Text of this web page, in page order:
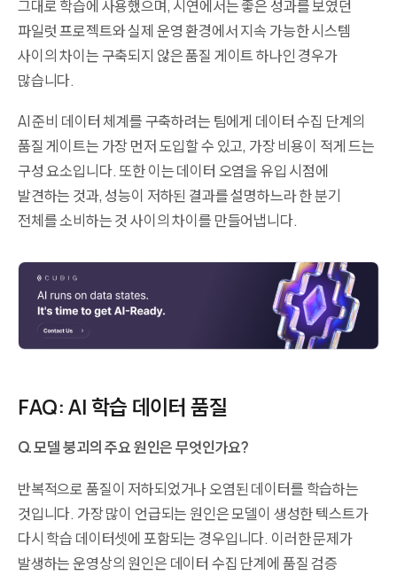
그대로 학습에 사용했으며, 시연에서는 좋은 성과를 보였던
파일럿 프로젝트와 실제 운영 환경에서 지속 가능한 시스템
사이의 차이는 구축되지 않은 품질 게이트 하나인 경우가
많습니다.
AI 준비 데이터 체계를 구축하려는 팀에게 데이터 수집 단계의
품질 게이트는 가장 먼저 도입할 수 있고, 가장 비용이 적게 드는
구성 요소입니다. 또한 이는 데이터 오염을 유입 시점에
발견하는 것과, 성능이 저하된 결과를 설명하느라 한 분기
전체를 소비하는 것 사이의 차이를 만들어냅니다.
FAQ: AI 학습 데이터 품질
Q. 모델 붕괴의 주요 원인은 무엇인가요?
반복적으로 품질이 저하되었거나 오염된 데이터를 학습하는
것입니다. 가장 많이 언급되는 원인은 모델이 생성한 텍스트가
다시 학습 데이터셋에 포함되는 경우입니다. 이러한 문제가
발생하는 운영상의 원인은 데이터 수집 단계에 품질 검증